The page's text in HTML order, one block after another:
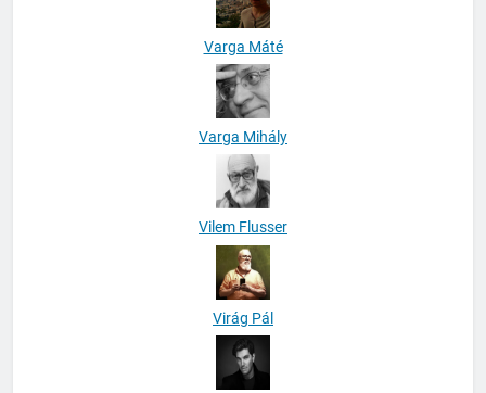
Varga Máté
Varga Mihály
Vilem Flusser
Virág Pál